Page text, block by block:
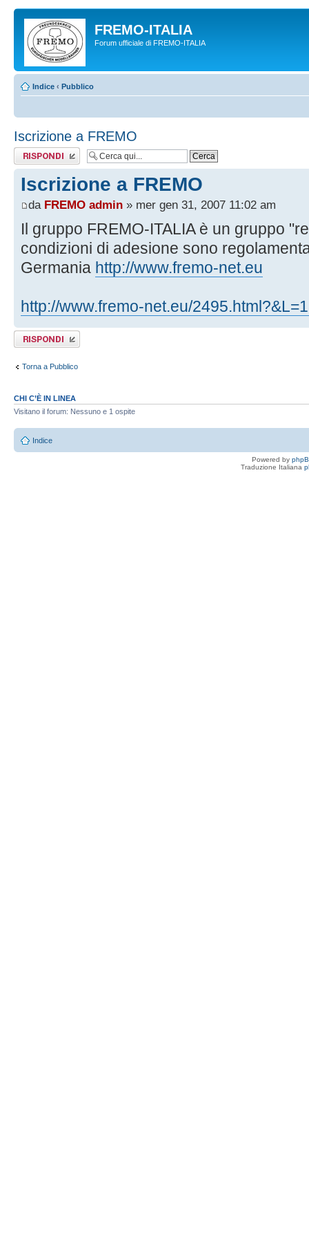
FREMO-ITALIA
Forum ufficiale di FREMO-ITALIA
Indice ‹ Pubblico
Iscrizione a FREMO
Rispondi al
messaggio
Iscrizione a FREMO
da FREMO admin » mer gen 31, 2007 11:02 am
Il gruppo FREMO-ITALIA è un gruppo
condizioni di adesione sono
Germania http://www.fremo-net.eu
http://www.fremo-net.eu/
Rispondi al
messaggio
Torna a Pubblico
CHI C’È IN LINEA
Visitano il forum: Nessuno e 1 ospite
Indice
Powered by
Traduzione Italiana